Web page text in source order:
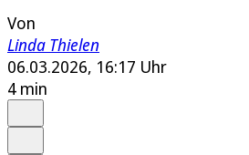
Von
Linda Thielen
06.03.2026, 16:17 Uhr
4 min